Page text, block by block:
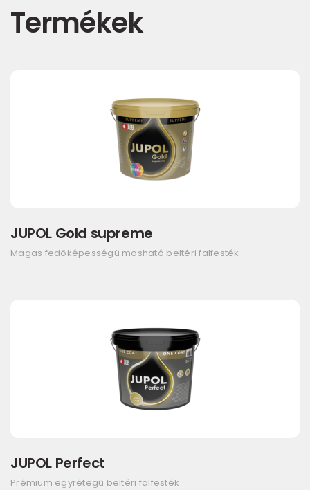
Termékek
JUPOL Gold supreme
Magas fedőképességű mosható beltéri falfesték
JUPOL Perfect
Prémium egyrétegű beltéri falfesték